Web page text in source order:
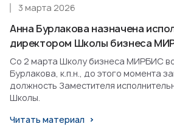
Анна Бурлакова назначена
директором Школы бизнеса
3 марта 2026
Со 2 марта Школу бизнеса МИРБИС
Бурлакова, к.п.н., до этого момента
должность Заместителя
Школы.
Читать материал